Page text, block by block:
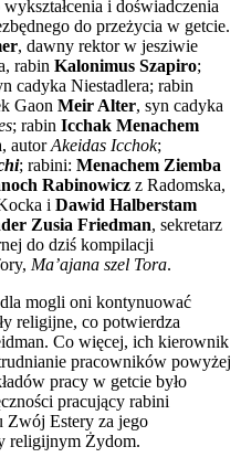
i doświadczenia
do przeżycia w getcie.
, dawny rektor w jesziwie
rabin Kalonimus Szapiro;
cadyka Niestadlera; rabin
Gaon Meir Alter, syn cadyka
; rabin Icchak Menachem
autorAkeidas Icchok;
; rabini: Menachem Ziemba
Rabinowicz z Radomska,
i Dawid Halberstam
Zusia Friedman, sekretarz
do dziś kompilacji
Ma’ajana szel Tora.
mogli oni kontynuować
religijne, co potwierdza
Co więcej, ich kierownik
pracowników powyżej
pracy w getcie było
pracujący rabini
Zwój Estery za jego
religijnym Żydom.